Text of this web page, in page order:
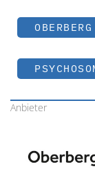
Anbieter